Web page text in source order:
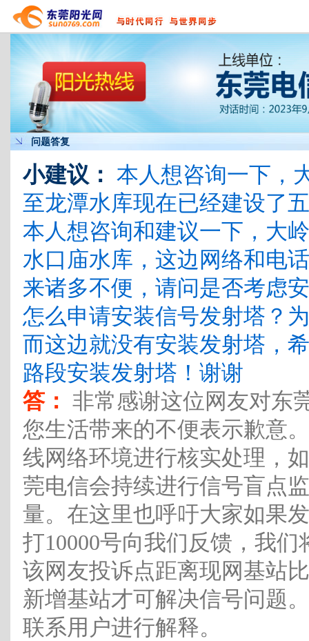
问题答复
小建议： 本人想咨询一下，
至龙潭水库现在已经建设了
本人想咨询和建议一下，大
水口庙水库，这边网络和电
来诸多不便，请问是否考虑
怎么申请安装信号发射塔？
而这边就没有安装发射塔，
路段安装发射塔！谢谢
答： 非常感谢这位网友对东
您生活带来的不便表示歉意
线网络环境进行核实处理，
莞电信会持续进行信号盲点
量。在这里也呼吁大家如果
打10000号向我们反馈，我
该网友投诉点距离现网基站
新增基站才可解决信号问题
联系用户进行解释。